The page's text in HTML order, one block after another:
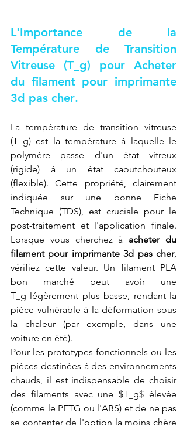
L'Importance de la
Température de Transition
Vitreuse (T_g) pour Acheter
du filament pour imprimante
3d pas cher.
La température de transition vitreuse
(T_g) est la température à laquelle le
polymère passe d'un état vitreux
(rigide) à un état caoutchouteux
(flexible). Cette propriété, clairement
indiquée sur une bonne Fiche
Technique (TDS), est cruciale pour le
post-traitement et l'application finale.
Lorsque vous cherchez à acheter du
filament pour imprimante 3d pas cher,
vérifiez cette valeur. Un filament PLA
bon marché peut avoir une
T_g légèrement plus basse, rendant la
pièce vulnérable à la déformation sous
la chaleur (par exemple, dans une
voiture en été).
Pour les prototypes fonctionnels ou les
pièces destinées à des environnements
chauds, il est indispensable de choisir
des filaments avec une $T_g$ élevée
(comme le PETG ou l'ABS) et de ne pas
se contenter de l'option la moins chère